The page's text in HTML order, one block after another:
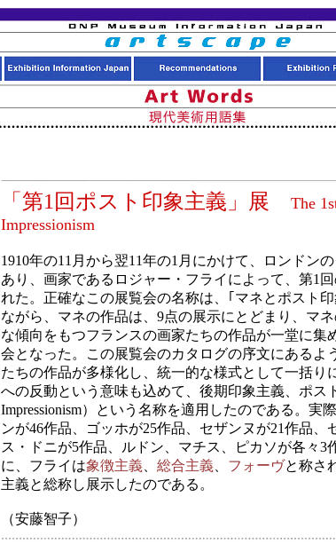
「第1回ポスト印象主義」展
The
Impressionism
1910年の11月から翌11年の1月にかけて、ロンドン
あり、画家であるロジャー・フライによって、第1
れた。正確なこの展覧会の名称は、｢マネとポスト
ながら、マネの作品は、9点の展示にとどまり、マ
な傾向をもつフランスの画家たちの作品が一堂に集
会となった。この展覧会のカタログの序文にあるよ
たちの作品が多様化し、統一的な様式として一括り
への反動という意味も込めて、後期印象主義、ポス
Impressionism）という名称を適用したのである。実
ンが46作品、ゴッホが25作品、セザンヌが21作品、
ス・ドニが5作品、ルドン、マチス、ピカソが各々3
に、フライは象徴主義、 総合主義、 フォーヴと称さ
主義と総称し展示したのである。
（安藤智子）